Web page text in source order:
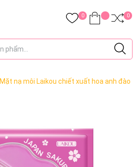
0 0
Mặt nạ môi Laikou chiết xuất hoa anh đào